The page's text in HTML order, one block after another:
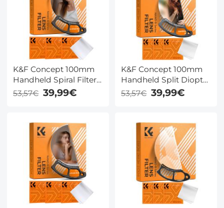
K&F Concept 100mm
Handheld Spiral Filter,
Optisch Glas Prism
Special Effect, Nano-
53,57€ 39,99€
K&F Concept 100mm
Handheld Split Diopter
Filter, Optisch Glas
Prism Special Effect,
53,57€ 39,99€